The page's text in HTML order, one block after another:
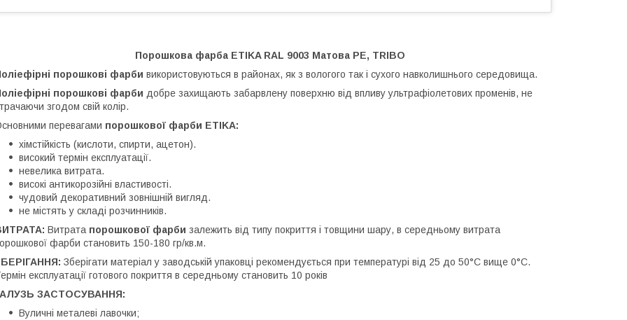
Порошкова фарба ETIKA RAL 9003 Матова PE, TRIBO
порошкові фарби використовуються в районах, як з вологого так і сухого навколишнього середовища.
порошкові фарби добре захищають забарвлену поверхню від впливу ультрафіолетових променів, не
згодом свій колір.
перевагами порошкової фарби ETIKA:
хімстійкість (кислоти, спирти, ацетон).
високий термін експлуатації.
невелика витрата.
високі антикорозійні властивості.
чудовий декоративний зовнішній вигляд.
не містять у складі розчинників.
Витрата порошкової фарби залежить від типу покриття і товщини шару, в середньому витрата
фарби становить 150-180 гр/кв.м.
Зберігати матеріал у заводській упаковці рекомендується при температурі від 25 до 50°С вище 0°С.
експлуатації готового покриття в середньому становить 10 років
ЗАСТОСУВАННЯ:
Вуличні металеві лавочки;